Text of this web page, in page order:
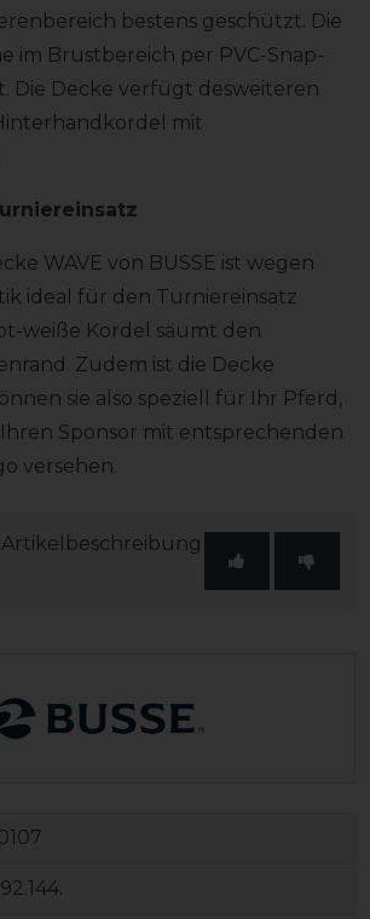
bestens geschützt. Die
im Brustbereich per PVC-Snap-
Die Decke verfügt desweiteren
mit
WAVE von BUSSE ist wegen
ideal für den Turniereinsatz
weiße Kordel säumt den
Zudem ist die Decke
sie also speziell für Ihr Pferd,
Sponsor mit entsprechenden
versehen.